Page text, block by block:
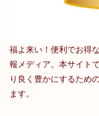
福よ来い！便利でお得
報メディア。本サイト
り良く豊かにするため
ます。